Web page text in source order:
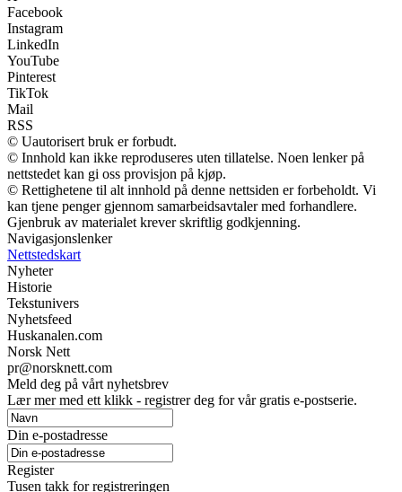
Facebook
Instagram
LinkedIn
YouTube
Pinterest
TikTok
Mail
RSS
© Uautorisert bruk er forbudt.
© Innhold kan ikke reproduseres uten tillatelse. Noen lenker på
nettstedet kan gi oss provisjon på kjøp.
© Rettighetene til alt innhold på denne nettsiden er forbeholdt. Vi
kan tjene penger gjennom samarbeidsavtaler med forhandlere.
Gjenbruk av materialet krever skriftlig godkjenning.
Navigasjonslenker
Nettstedskart
Nyheter
Historie
Tekstunivers
Nyhetsfeed
Huskanalen.com
Norsk Nett
pr@norsknett.com
Meld deg på vårt nyhetsbrev
Lær mer med ett klikk - registrer deg for vår gratis e-postserie.
Din e-postadresse
Register
Tusen takk for registreringen